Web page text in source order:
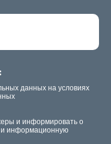
данных на условиях
и информировать о
и информационную